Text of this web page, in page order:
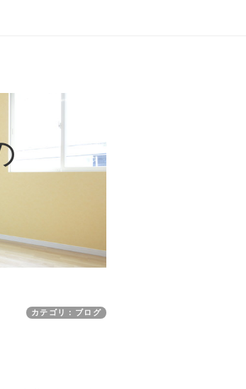
カテゴリ：ブログ